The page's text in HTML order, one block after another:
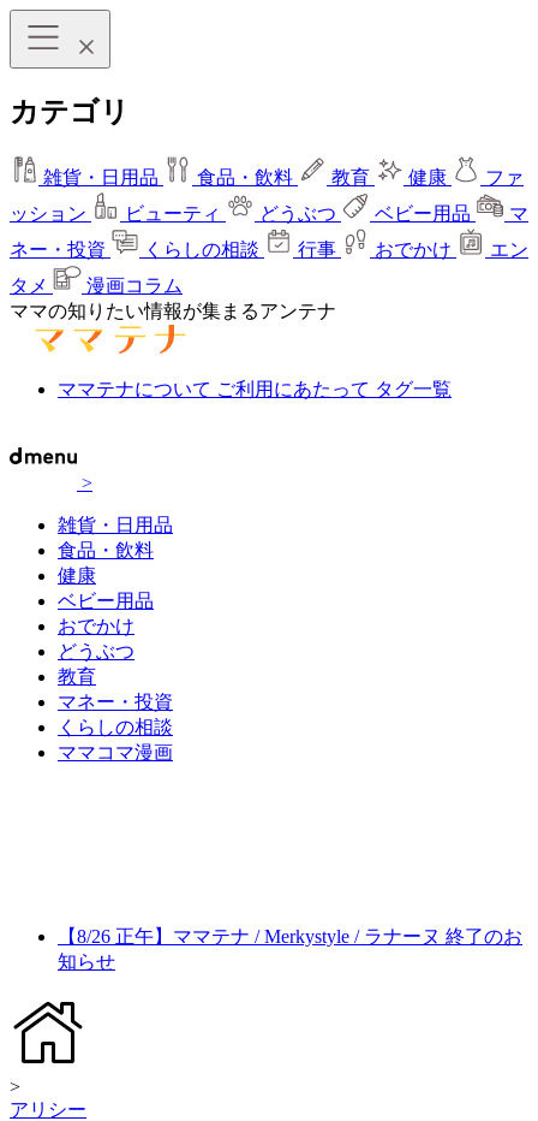
カテゴリ
雑貨・日用品 食品・飲料 教育 健康
ファ
ッション
ビューティ どうぶつ ベビー用品
マ
ネー・投資
くらしの相談 行事 おでかけ
エン
タメ
漫画コラム
ママの知りたい情報が集まるアンテナ
ママテナについて ご利用にあたって タグ一覧
>
雑貨・日用品
食品・飲料
健康
ベビー用品
おでかけ
どうぶつ
教育
マネー・投資
くらしの相談
ママコマ漫画
【8/26 正午】ママテナ / Merkystyle / ラナーヌ 終了のお
知らせ
>
アリシー